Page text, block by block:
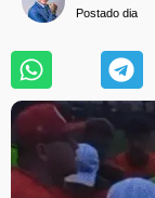
Postado dia